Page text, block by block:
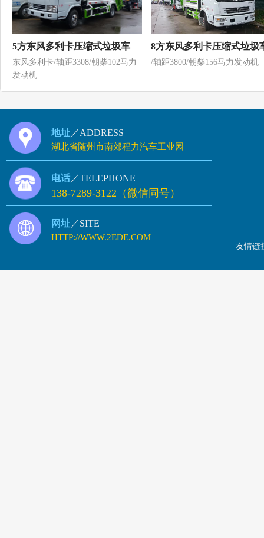
5方东风多利卡压缩式垃圾车
东风多利卡/轴距3308/朝柴102马力
发动机
8方东风多利卡压缩式垃圾
/轴距3800/朝柴156马力发动机
地址 ／ADDRESS
湖北省随州市南郊程力汽车工业园
电话 ／TELEPHONE
138-7289-3122（微信同号）
网址 ／SITE
HTTP://WWW.2EDE.COM
友情链